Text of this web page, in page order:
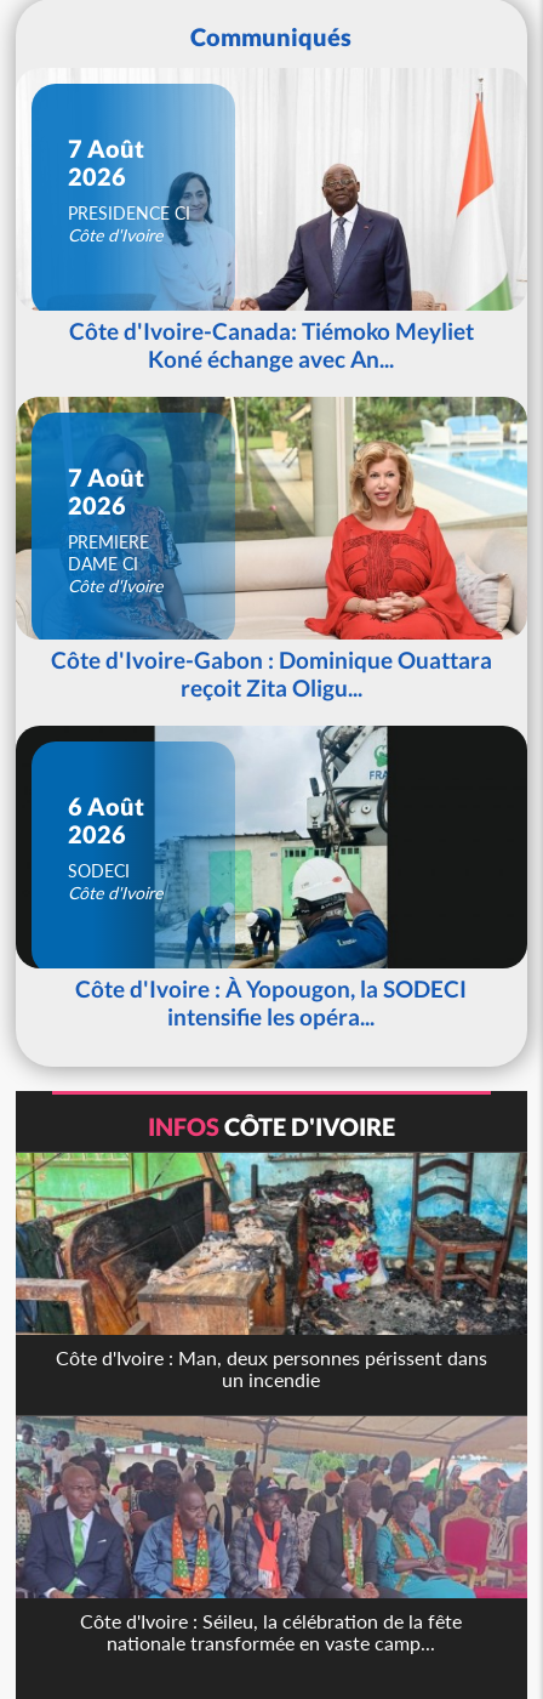
Communiqués
7 Août
2026
PRESIDENCE CI
Côte d'Ivoire
Côte d'Ivoire-Canada: Tiémoko Meyliet
Koné échange avec An...
7 Août
2026
PREMIERE
DAME CI
Côte d'Ivoire
Côte d'Ivoire-Gabon : Dominique Ouattara
reçoit Zita Oligu...
6 Août
2026
SODECI
Côte d'Ivoire
Côte d'Ivoire : À Yopougon, la SODECI
intensifie les opéra...
INFOSCÔTE D'IVOIRE
Côte d'Ivoire : Man, deux personnes périssent dans
un incendie
Côte d'Ivoire : Séileu, la célébration de la fête
nationale transformée en vaste camp...